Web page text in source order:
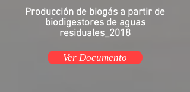
Producción de biogás a partir de
biodigestores de aguas
residuales_2018
Ver Documento